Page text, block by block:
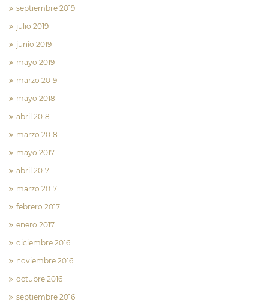
septiembre 2019
julio 2019
junio 2019
mayo 2019
marzo 2019
mayo 2018
abril 2018
marzo 2018
mayo 2017
abril 2017
marzo 2017
febrero 2017
enero 2017
diciembre 2016
noviembre 2016
octubre 2016
septiembre 2016